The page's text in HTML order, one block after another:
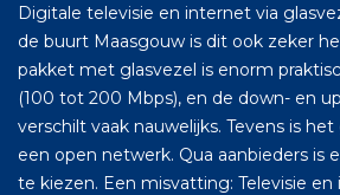
Digitale televisie en internet via
de buurt Maasgouw is dit ook zeker
pakket met glasvezel is enorm
(100 tot 200 Mbps), en de down- en
verschilt vaak nauwelijks. Tevens is
een open netwerk. Qua aanbieders is
te kiezen. Een misvatting: Televisie